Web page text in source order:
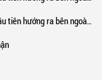
hướng ra bên ngoài (2)